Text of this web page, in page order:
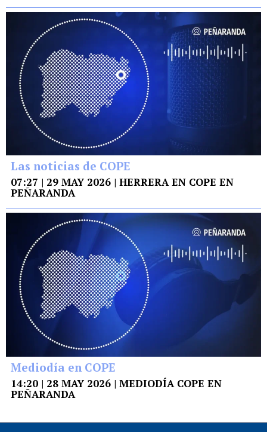
Las noticias de COPE
07:27 | 29 MAY 2026 | HERRERA EN COPE EN
PEÑARANDA
Mediodía en COPE
14:20 | 28 MAY 2026 | MEDIODÍA COPE EN
PEÑARANDA